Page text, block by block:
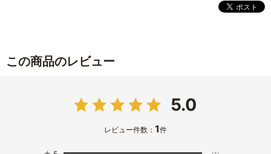
この商品のレビュー
5.0
レビュー件数： 1件